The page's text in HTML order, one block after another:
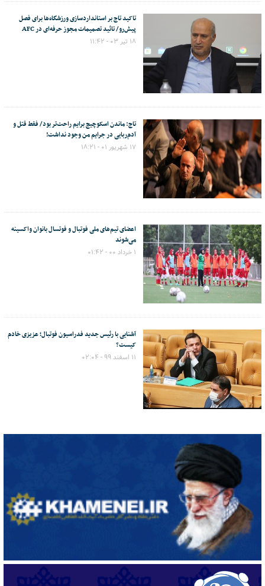
تاکید تاج بر استانداردسازی ورزشگاه‌ها برای فصل
پیش‌رو/ تائید تصمیمات مجوز حرفه‌ای در AFC
۱۸ تیر ۰۳ - ۱۱:۴۲
تاج: ماندن اسکوچیچ برایم راحت‌تر بود/ فقط قتل و
آدم‌ربایی در جرایم من وجود نداشت!
۱۷ شهریور ۰۱ - ۱۸:۲۱
اعضای تیم‌های ملی فوتبال و فوتسال بانوان واکسینه
می‌شوند
۱ خرداد ۰۰ - ۰۱:۴۲
آشنایی با رئیس جدید فدراسیون فوتبال؛ عزیزی خادم
کیست؟
۱۱ اسفند ۹۹ - ۰۲:۰۴